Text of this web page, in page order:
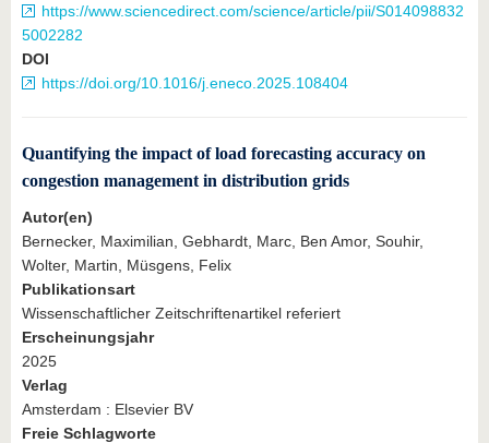
https://www.sciencedirect.com/science/article/pii/S014098832
5002282
DOI
https://doi.org/10.1016/j.eneco.2025.108404
Quantifying the impact of load forecasting accuracy on
congestion management in distribution grids
Autor(en)
Bernecker, Maximilian, Gebhardt, Marc, Ben Amor, Souhir,
Wolter, Martin, Müsgens, Felix
Publikationsart
Wissenschaftlicher Zeitschriftenartikel referiert
Erscheinungsjahr
2025
Verlag
Amsterdam : Elsevier BV
Freie Schlagworte